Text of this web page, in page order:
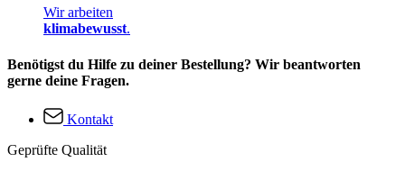
Wir arbeiten
klimabewusst.
Benötigst du Hilfe zu deiner Bestellung? Wir beantworten
gerne deine Fragen.
Kontakt
Geprüfte Qualität